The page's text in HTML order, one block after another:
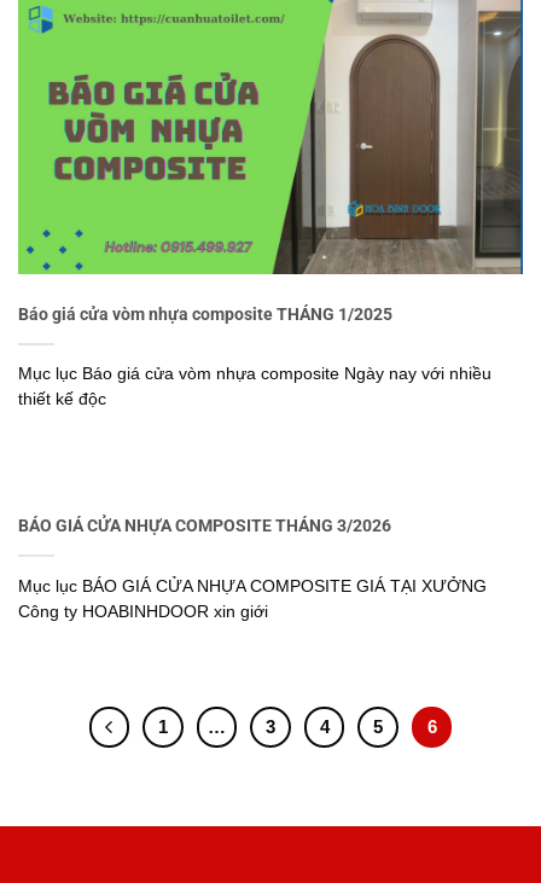
Báo giá cửa vòm nhựa composite THÁNG 1/2025
Mục lục Báo giá cửa vòm nhựa composite Ngày nay với nhiều
thiết kế độc
BÁO GIÁ CỬA NHỰA COMPOSITE THÁNG 3/2026
Mục lục BÁO GIÁ CỬA NHỰA COMPOSITE GIÁ TẠI XƯỞNG
Công ty HOABINHDOOR xin giới
1 … 3 4 5 6